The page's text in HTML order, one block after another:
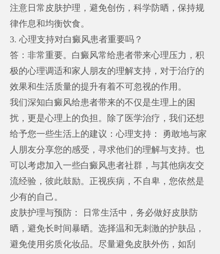
注意日常皮肤护理，避免创伤，科学防晒，保持规
律作息和均衡饮食。
3. 心理支持对白癜风患者重要吗？
答：非常重要。白癜风常给患者带来心理压力，积
极的心理调适和家人朋友的理解支持，对于治疗的
效果和生活质量的提升有着不可忽视的作用。
我们深知白癜风给患者带来的不仅是生理上的困
扰，更是心理上的负担。除了医学治疗，我们还想
给予您一些生活上的建议：心理支持： 勇敢地与家
人朋友分享您的感受，寻求他们的理解与支持。也
可以考虑加入一些白癜风患者社群，与其他病友交
流经验，彼此鼓励。正视疾病，不自卑，您依然是
少有的自己。
皮肤护理与预防： 日常生活中，务必做好皮肤防
晒，避免长时间暴晒。选择温和无刺激的护肤品，
避免使用劣质化妆品。尽量避免皮肤外伤，如刮